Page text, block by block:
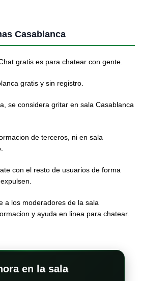
Casablanca
gratis es para chatear con gente.
gratis y sin registro.
se considera gritar en sala Casablanca
de terceros, ni en sala
con el resto de usuarios de forma
a los moderadores de la sala
y ayuda en linea para chatear.
en la sala